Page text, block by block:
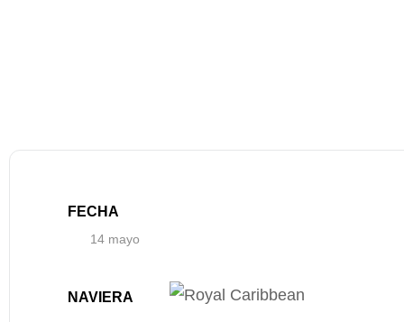
FECHA
14 mayo
NAVIERA